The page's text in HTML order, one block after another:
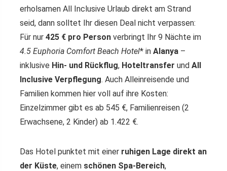
erholsamen All Inclusive Urlaub direkt am Strand
seid, dann solltet Ihr diesen Deal nicht verpassen:
Für nur 425 € pro Person verbringt Ihr 9 Nächte im
4.5 Euphoria Comfort Beach Hotel* in Alanya –
inklusive Hin- und Rückflug, Hoteltransfer und All
Inclusive Verpflegung. Auch Alleinreisende und
Familien kommen hier voll auf ihre Kosten:
Einzelzimmer gibt es ab 545 €, Familienreisen (2
Erwachsene, 2 Kinder) ab 1.422 €.
Das Hotel punktet mit einer ruhigen Lage direkt an
der Küste, einem schönen Spa-Bereich,